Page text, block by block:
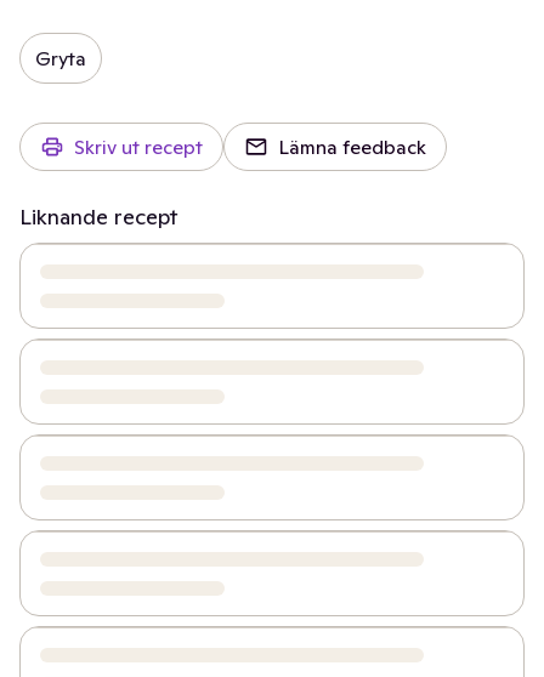
Gryta
Skriv ut recept Lämna feedback
Liknande recept